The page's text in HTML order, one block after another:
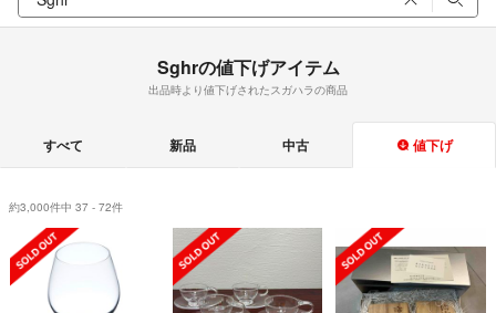
Sghrの値下げアイテム
出品時より値下げされたスガハラの商品
すべて 新品 中古 値下げ
約3,000件中 37 - 72件